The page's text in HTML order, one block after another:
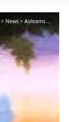
> News > Ashrams